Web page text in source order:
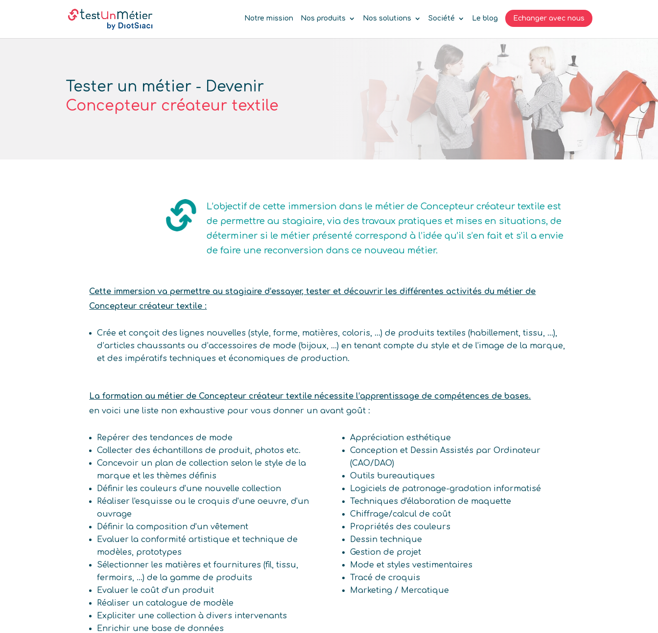
Notre mission Nos produits Nos solutions Société Le blog Echanger avec nous
Tester un métier - Devenir
Concepteur créateur textile
L’objectif de cette immersion dans le métier de Concepteur créateur textile est
de permettre au stagiaire, via des travaux pratiques et mises en situations, de
déterminer si le métier présenté correspond à l’idée qu’il s’en fait et s’il a envie
de faire une reconversion dans ce nouveau métier.
Cette immersion va permettre au stagiaire d’essayer, tester et découvrir les différentes activités du métier de
Concepteur créateur textile :
Crée et conçoit des lignes nouvelles (style, forme, matières, coloris, …) de produits textiles (habillement, tissu, …),
d’articles chaussants ou d’accessoires de mode (bijoux, …) en tenant compte du style et de l’image de la marque,
et des impératifs techniques et économiques de production.
La formation au métier de Concepteur créateur textile nécessite l’apprentissage de compétences de bases.
en voici une liste non exhaustive pour vous donner un avant goût :
Repérer des tendances de mode
Collecter des échantillons de produit, photos etc.
Concevoir un plan de collection selon le style de la
marque et les thèmes définis
Définir les couleurs d'une nouvelle collection
Réaliser l'esquisse ou le croquis d'une oeuvre, d'un
ouvrage
Définir la composition d'un vêtement
Evaluer la conformité artistique et technique de
modèles, prototypes
Sélectionner les matières et fournitures (fil, tissu,
fermoirs, ...) de la gamme de produits
Evaluer le coût d'un produit
Réaliser un catalogue de modèle
Expliciter une collection à divers intervenants
Enrichir une base de données
Appréciation esthétique
Conception et Dessin Assistés par Ordinateur
(CAO/DAO)
Outils bureautiques
Logiciels de patronage-gradation informatisé
Techniques d'élaboration de maquette
Chiffrage/calcul de coût
Propriétés des couleurs
Dessin technique
Gestion de projet
Mode et styles vestimentaires
Tracé de croquis
Marketing / Mercatique